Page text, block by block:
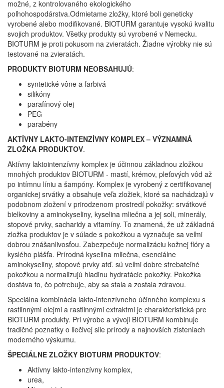
možné, z kontrolovaného ekologického
poľnohospodárstva.Odmietame zložky, ktoré boli geneticky
vyrobené alebo modifikované. BIOTURM garantuje vysokú kvalitu
svojich produktov. Všetky produkty sú vyrobené v Nemecku.
BIOTURM je proti pokusom na zvieratách. Žiadne výrobky nie sú
testované na zvieratách.
PRODUKTY BIOTURM NEOBSAHUJÚ:
syntetické vône a farbivá
silikóny
parafínový olej
PEG
parabény
AKTÍVNY LAKTO-INTENZÍVNY KOMPLEX – VÝZNAMNÁ
ZLOŽKA PRODUKTOV.
Aktívny laktointenzívny komplex je účinnou základnou zložkou
mnohých produktov BIOTURM - mastí, krémov, pleťových vôd až
po intímnu líniu a šampóny. Komplex je vyrobený z certifikovanej
organickej srvátky a obsahuje veľa zložiek, ktoré sa nachádzajú v
podobnom zložení v prirodzenom prostredí pokožky: srvátkové
bielkoviny a aminokyseliny, kyselina mliečna a jej soli, minerály,
stopové prvky, sacharidy a vitamíny. To znamená, že už základná
zložka produktov je v súlade s pokožkou a vyznačuje sa veľmi
dobrou znášanlivosťou. Zabezpečuje normalizáciu kožnej flóry a
kyslého plášťa. Prírodná kyselina mliečna, esenciálne
aminokyseliny, stopové prvky atď. sú veľmi dobre strebateľné
pokožkou a normalizujú hladinu hydratácie pokožky. Pokožka
dostáva to, čo potrebuje, aby sa stala a zostala zdravou.
Špeciálna kombinácia lakto-intenzívneho účinného komplexu s
rastlinnými olejmi a rastlinnými extraktmi je charakteristická pre
BIOTURM produkty. Pri výrobe a vývoji BIOTURM kombinuje
tradičné poznatky o liečivej sile prírody a najnovších zisteniach
moderného výskumu.
ŠPECIÁLNE ZLOŽKY BIOTURM PRODUKTOV:
Aktívny lakto-intenzívny komplex,
urea,